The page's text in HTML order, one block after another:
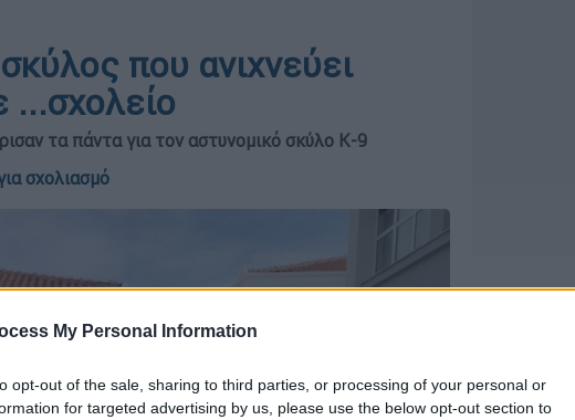
My Personal Information
opt-out of the sale, sharing to third parties, or processing of your personal or
for targeted advertising by us, please use the below opt-out section to
που ανιχνεύει
...σχολείο
τα πάντα για τον αστυνομικό σκύλο Κ-9
σχολιασμό